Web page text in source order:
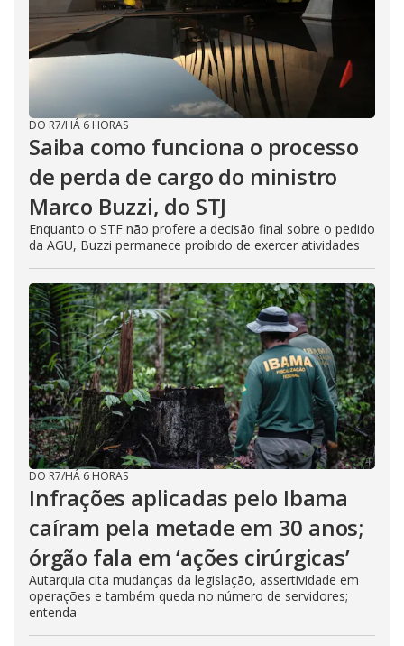
DO R7/HÁ 6 HORAS
Saiba como funciona o processo
de perda de cargo do ministro
Marco Buzzi, do STJ
Enquanto o STF não profere a decisão final sobre o pedido
da AGU, Buzzi permanece proibido de exercer atividades
DO R7/HÁ 6 HORAS
Infrações aplicadas pelo Ibama
caíram pela metade em 30 anos;
órgão fala em ‘ações cirúrgicas’
Autarquia cita mudanças da legislação, assertividade em
operações e também queda no número de servidores;
entenda